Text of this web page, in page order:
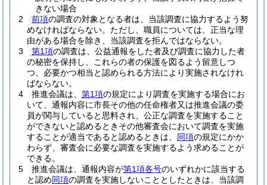
きない場合
2
前項の調査の対象となる者は、当該調査に協力するよう努
めなければならない。 ただし、職員については、正当な理
由がある場合を除き、当該調査を拒んではならない。
3
第1項の調査は、公益通報をした者及び調査に協力した者
の秘密を保持し、これらの者の保護を図るよう留意しつ
つ、必要かつ相当と認められる方法により実施されなけれ
ばならない。
4
推進会議は、 第1項の規定により調査を実施する場合にお
いて、通報内容に市長その他の任命権者又は推進会議の委
員が関与していると思料され、公正な調査を実施すること
ができないと認めるときその他審査会において調査を実施
することが適当であると認めるときは、 同項の規定にかか
わらず、審査会に必要な調査を実施するよう求めることが
できる。
5
推進会議は、通報内容が第1項各号のいずれかに該当する
と認め同項の調査を実施しないこととしたときは、当該調